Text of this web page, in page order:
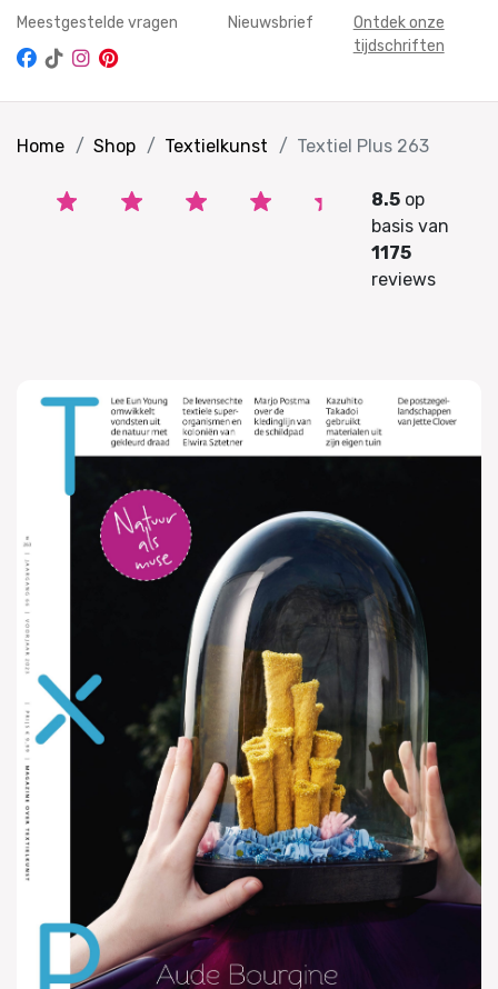
Meestgestelde vragen Nieuwsbrief
Ontdek onze
tijdschriften
Home Shop Textielkunst Textiel Plus 263
8.5op
basis van
1175
reviews